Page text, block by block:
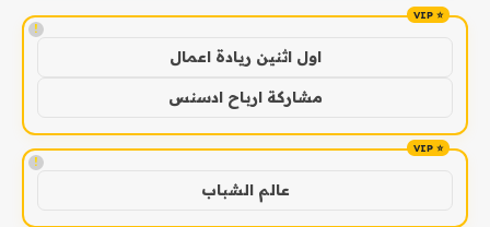
!
اول اثنين ريادة اعمال
مشاركة ارباح ادسنس
!
عالم الشباب